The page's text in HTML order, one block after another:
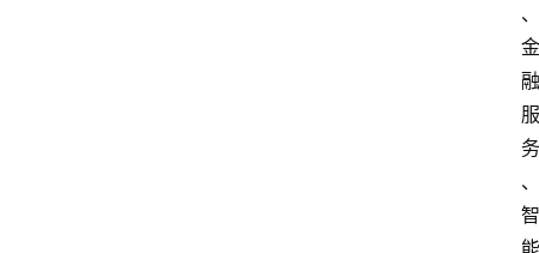
、
金
融
服
务
、
智
能